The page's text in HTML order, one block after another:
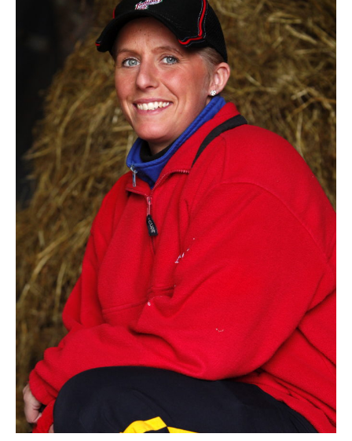
Exponering & värdskap
Hört och hänt
Tävlingsserier
Träning och provlopp
Månadens hästägare 2026
Månadens B-tränare 2026
Euro Classic Trot
Andelshästar
Åby Stora Pris 2026
Supertorsdag för företag
Supertorsdag
Ponnytravtävlingar
Ridsport